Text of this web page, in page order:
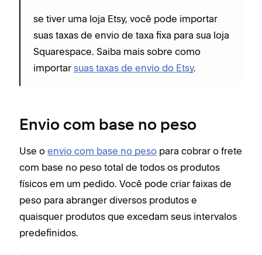
se tiver uma loja Etsy, você pode importar
suas taxas de envio de taxa fixa para sua loja
Squarespace. Saiba mais sobre como
importar suas taxas de envio do Etsy.
Envio com base no peso
Use o envio com base no peso para cobrar o frete
com base no peso total de todos os produtos
físicos em um pedido. Você pode criar faixas de
peso para abranger diversos produtos e
quaisquer produtos que excedam seus intervalos
predefinidos.